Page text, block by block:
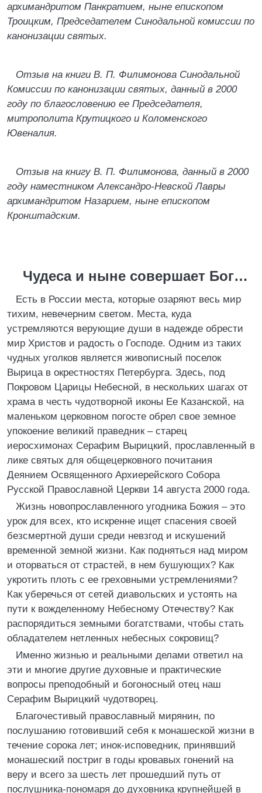
архимандритом Панкратием, ныне епископом
Троицким, Председателем Синодальной комиссии по
канонизации святых.
Отзыв на книги В. П. Филимонова Синодальной
Комиссии по канонизации святых, данный в 2000
году по благословению ее Председателя,
митрополита Крутицкого и Коломенского
Ювеналия.
Отзыв на книгу В. П. Филимонова, данный в 2000
году наместником Александро-Невской Лавры
архимандритом Назарием, ныне епископом
Кронштадским.
Чудеса и ныне совершает Бог…
Есть в России места, которые озаряют весь мир
тихим, невечерним светом. Места, куда
устремляются верующие души в надежде обрести
мир Христов и радость о Господе. Одним из таких
чудных уголков является живописный поселок
Вырица в окрестностях Петербурга. Здесь, под
Покровом Царицы Небесной, в нескольких шагах от
храма в честь чудотворной иконы Ее Казанской, на
маленьком церковном погосте обрел свое земное
упокоение великий праведник – старец
иеросхимонах Серафим Вырицкий, прославленный в
лике святых для общецерковного почитания
Деянием Освященного Архиерейского Собора
Русской Православной Церкви 14 августа 2000 года.
Жизнь новопрославленного угодника Божия – это
урок для всех, кто искренне ищет спасения своей
безсмертной души среди невзгод и искушений
временной земной жизни. Как подняться над миром
и оторваться от страстей, в нем бушующих? Как
укротить плоть с ее греховными устремлениями?
Как уберечься от сетей диавольских и устоять на
пути к вожделенному Небесному Отечеству? Как
распорядиться земными богатствами, чтобы стать
обладателем нетленных небесных сокровищ?
Именно жизнью и реальными делами ответил на
эти и многие другие духовные и практические
вопросы преподобный и богоносный отец наш
Серафим Вырицкий чудотворец.
Благочестивый православный мирянин, по
послушанию готовивший себя к монашеской жизни в
течение сорока лет; инок-исповедник, принявший
монашеский постриг в годы кровавых гонений на
веру и всего за шесть лет прошедший путь от
послушника-пономаря до духовника крупнейшей в